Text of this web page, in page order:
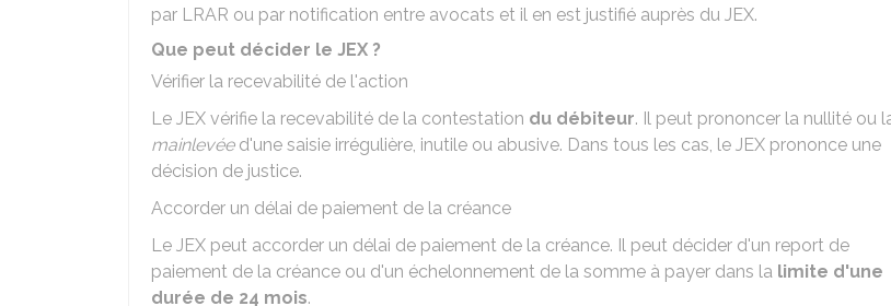
par LRAR ou par notification entre avocats et il en est justifié auprès du JEX.
Que peut décider le JEX ?
Vérifier la recevabilité de l'action
Le JEX vérifie la recevabilité de la contestation du débiteur. Il peut prononcer la nullité ou
mainlevéed'une saisie irrégulière, inutile ou abusive. Dans tous les cas, le JEX prononce une
décision de justice.
Accorder un délai de paiement de la créance
Le JEX peut accorder un délai de paiement de la créance. Il peut décider d'un report de
paiement de la créance ou d'un échelonnement de la somme à payer dans la limite d'une
durée de 24 mois.